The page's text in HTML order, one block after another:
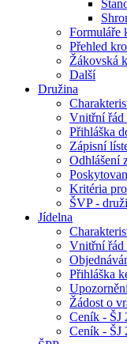
Formuláře
Přehled
Žákovská
Další
Družina
Vnitřní řád
Přihláška
Zápisní
Odhlášení
Kritéria
ŠVP -
Jídelna
Vnitřní řád
Přihláška
Žádost o
Ceník - ŠJ
Ceník - ŠJ